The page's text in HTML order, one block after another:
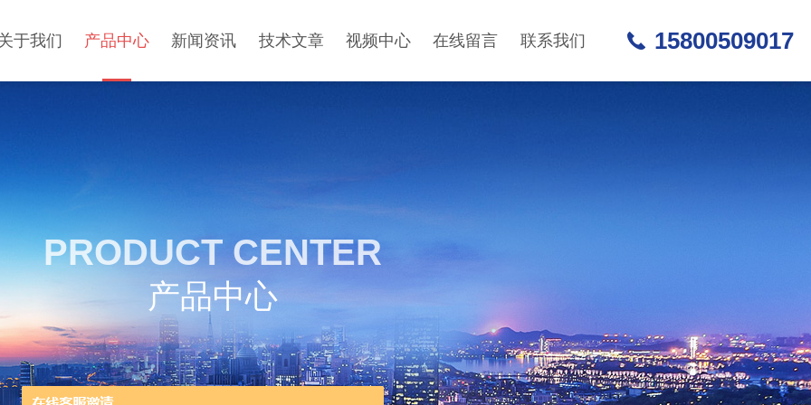
于我们 产品中心 新闻资讯 技术文章 视频中心 在线留言 联系我们 15800509017
PRODUCT CENTER
产品中心